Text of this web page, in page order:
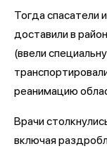
Тогда спасатели
доставили в
(ввели
реанимацию
Врачи
включая